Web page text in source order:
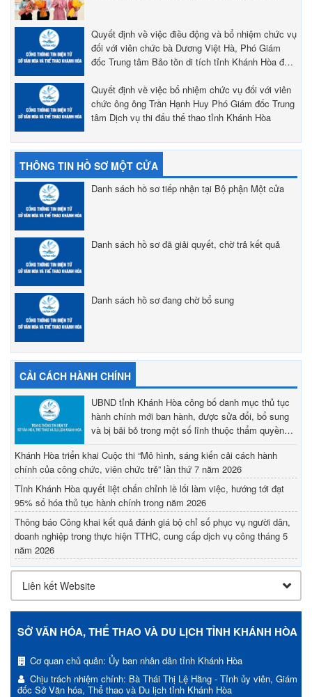
Quyết định về việc điều động và bổ nhiệm chức vụ
đối với viên chức bà Dương Việt Hà, Phó Giám
đốc Trung tâm Bảo tồn di tích tỉnh Khánh Hòa đến
Đoàn ca múa nhạc Hải Đăng tỉnh Khánh Hòa.
Quyết định về việc bổ nhiệm chức vụ đối với viên
chức ông ông Trần Hạnh Huy Phó Giám đốc Trung
tâm Dịch vụ thi đấu thể thao tỉnh Khánh Hòa
THÔNG TIN HỒ SƠ MỘT CỬA
Danh sách hồ sơ tiếp nhận tại Bộ phận Một cửa
Danh sách hồ sơ đã giải quyết, chờ trả kết quả
Danh sách hồ sơ đang chờ bổ sung
CẢI CÁCH HÀNH CHÍNH
UBND tỉnh Khánh Hòa công bố danh mục thủ tục
hành chính mới ban hành, được sửa đổi, bổ sung
và bị bãi bỏ trong một số lĩnh thuộc thẩm quyền
giải quyết của UBND tỉnh, Sở Văn hóa, Thể thao
và Du lịch và UBND cấp xã
Khánh Hòa triển khai Cuộc thi “Mô hình, sáng kiến cải cách hành
chính của công chức, viên chức trẻ” lần thứ 7 năm 2026
Tỉnh Khánh Hòa quyết liệt chấn chỉnh lề lối làm việc, hướng tới đạt
95% số hóa thủ tục hành chính trong năm 2026
Thông báo Công khai kết quả đánh giá bộ chỉ số phục vụ người dân,
doanh nghiệp trong thực hiện TTHC, cung cấp dịch vụ công tháng 5
năm 2026
SỞ VĂN HÓA, THỂ THAO VÀ DU LỊCH TỈNH KHÁNH HÒA
Cơ quan chủ quản: Ủy ban nhân dân tỉnh Khánh Hòa
Chịu trách nhiệm chính: Bà Thái Thị Lệ Hằng - Tỉnh ủy viên, Giám
đốc Sở Văn hóa, Thể thao và Du lịch tỉnh Khánh Hòa